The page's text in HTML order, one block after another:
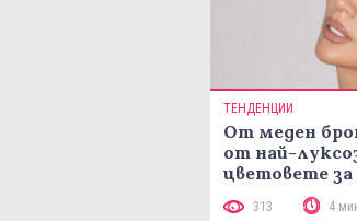
ТЕНДЕНЦИИ
От меден
от най-
цветовете за
313 4